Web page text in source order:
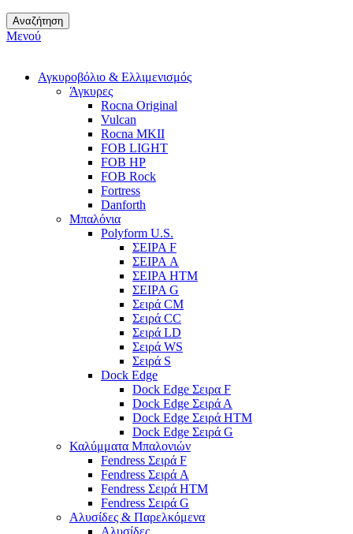
Αναζήτηση
Μενού
Αγκυροβόλιο & Ελλιμενισμός
Άγκυρες
Rocna Original
Vulcan
Rocna MKII
FOB LIGHT
FOB HP
FOB Rock
Fortress
Danforth
Μπαλόνια
Polyform U.S.
ΣΕΙΡΑ F
ΣΕΙΡΑ A
ΣΕΙΡΑ HTM
ΣΕΙΡΑ G
Σειρά CM
Σειρά CC
Σειρά LD
Σειρά WS
Σειρά S
Dock Edge
Dock Edge Σειρα F
Dock Edge Σειρά Α
Dock Edge Σειρά HTM
Dock Edge Σειρά G
Καλύμματα Μπαλονιών
Fendress Σειρά F
Fendress Σειρά A
Fendress Σειρά HTM
Fendress Σειρά G
Αλυσίδες & Παρελκόμενα
Αλυσίδες